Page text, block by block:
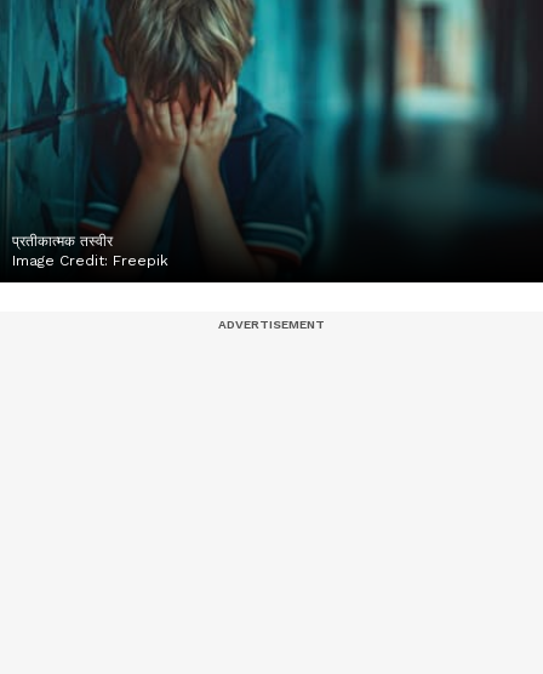
प्रतीकात्मक तस्वीर
Image Credit: Freepik